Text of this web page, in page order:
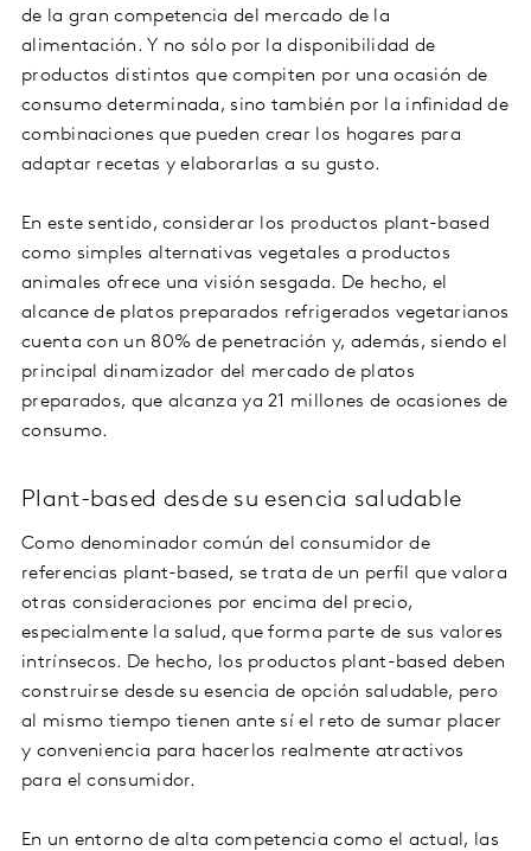
de la gran competencia del mercado de la
alimentación. Y no sólo por la disponibilidad de
productos distintos que compiten por una ocasión de
consumo determinada, sino también por la infinidad de
combinaciones que pueden crear los hogares para
adaptar recetas y elaborarlas a su gusto.
En este sentido, considerar los productos plant-based
como simples alternativas vegetales a productos
animales ofrece una visión sesgada. De hecho, el
alcance de platos preparados refrigerados vegetarianos
cuenta con un 80% de penetración y, además, siendo el
principal dinamizador del mercado de platos
preparados, que alcanza ya 21 millones de ocasiones de
consumo.
Plant-based desde su esencia saludable
Como denominador común del consumidor de
referencias plant-based, se trata de un perfil que valora
otras consideraciones por encima del precio,
especialmente la salud, que forma parte de sus valores
intrínsecos. De hecho, los productos plant-based deben
construirse desde su esencia de opción saludable, pero
al mismo tiempo tienen ante sí el reto de sumar placer
y conveniencia para hacerlos realmente atractivos
para el consumidor.
En un entorno de alta competencia como el actual, las